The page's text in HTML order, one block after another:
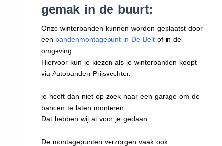
gemak in de buurt:
Onze winterbanden kunnen worden geplaatst door
een bandenmontagepunt in De Belt of in de
omgeving.
Hiervoor kun je kiezen als je winterbanden koopt
via Autobanden Prijsvechter.
je hoeft dan niet op zoek naar een garage om de
banden te laten monteren.
Dat hebben wij al voor je gedaan.
De montagepunten verzorgen vaak ook: